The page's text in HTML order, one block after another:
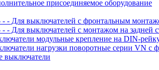
присоединяемое оборудование
- - Для выключателей с фронтальным
- - Для выключателей с монтажом на задней
модульные крепление на DIN-
нагрузки поворотные серии VN c
выключатели